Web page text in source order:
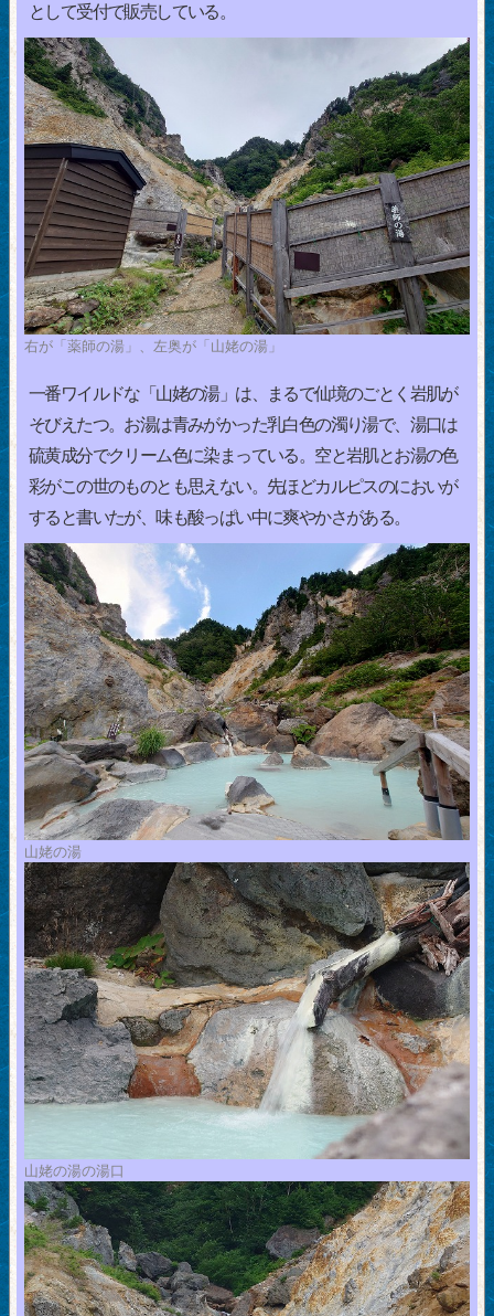
として受付で販売している。
右が「薬師の湯」、左奥が「山姥の湯」
一番ワイルドな「山姥の湯」は、まるで仙境のごとく岩肌が
そびえたつ。お湯は青みがかった乳白色の濁り湯で、湯口は
硫黄成分でクリーム色に染まっている。空と岩肌とお湯の色
彩がこの世のものとも思えない。先ほどカルピスのにおいが
すると書いたが、味も酸っぱい中に爽やかさがある。
山姥の湯
山姥の湯の湯口